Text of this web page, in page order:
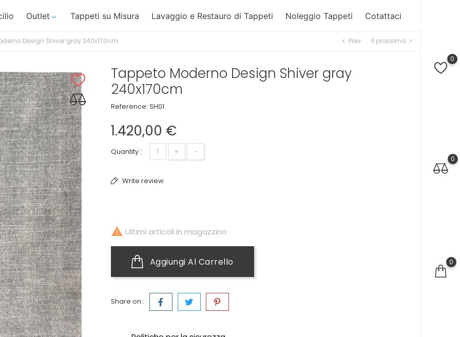
0
0
0
Outlet  Tappeti su Misura Lavaggio e Restauro di Tappeti Noleggio Tappeti Cotattaci
Design Shiver gray 240x170cm chevron_left Prev Il prossimo chevron_right
Tappeto Moderno Design Shiver gray
240x170cm
Reference: SH01
1.420,00 €
Quantity : + -
Write review
 Ultimi articoli in magazzino
Aggiungi Al Carrello
Share on :